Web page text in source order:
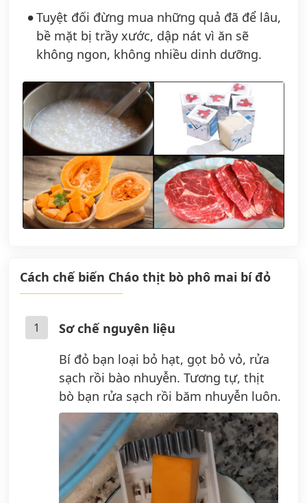
Tuyệt đối đừng mua những quả đã để lâu,
bề mặt bị trầy xước, dập nát vì ăn sẽ
không ngon, không nhiều dinh dưỡng.
Cách chế biến Cháo thịt bò phô mai bí đỏ
1
Sơ chế nguyên liệu
Bí đỏ bạn loại bỏ hạt, gọt bỏ vỏ, rửa
sạch rồi bào nhuyễn. Tương tự, thịt
bò bạn rửa sạch rồi băm nhuyễn luôn.